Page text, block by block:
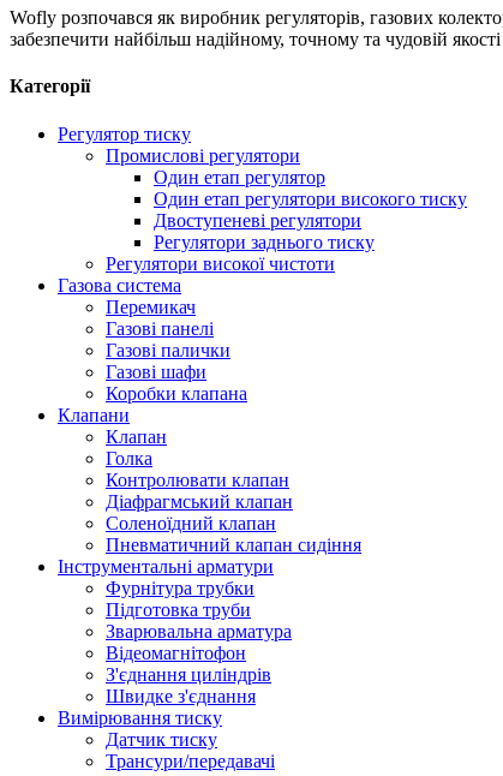
Wofly розпочався як виробник регуляторів, газових
забезпечити найбільш надійному, точному та чудовій
Категорії
Регулятор тиску
Промислові регулятори
Один етап регулятор
Один етап регулятори високого тиску
Двоступеневі регулятори
Регулятори заднього тиску
Регулятори високої чистоти
Газова система
Перемикач
Газові панелі
Газові палички
Газові шафи
Коробки клапана
Клапани
Клапан
Голка
Контролювати клапан
Діафрагмський клапан
Соленоїдний клапан
Пневматичний клапан сидіння
Інструментальні арматури
Фурнітура трубки
Підготовка труби
Зварювальна арматура
Відеомагнітофон
З'єднання циліндрів
Швидке з'єднання
Вимірювання тиску
Датчик тиску
Трансури/передавачі